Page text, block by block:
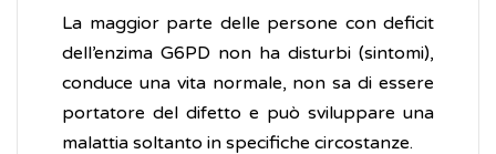
La maggior parte delle persone con deficit
dell’enzima G6PD non ha disturbi (sintomi),
conduce una vita normale, non sa di essere
portatore del difetto e può sviluppare una
malattia soltanto in specifiche circostanze.